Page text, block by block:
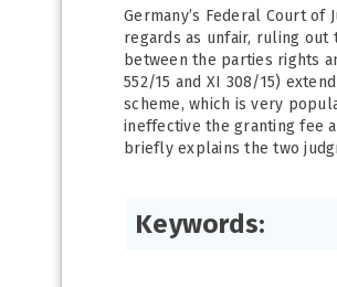
Germany’s Federal Court
regards as unfair, ruling
between the parties rights
552/15 and XI 308/15)
scheme, which is very
ineffective the granting fee
briefly explains the two
Keywords: